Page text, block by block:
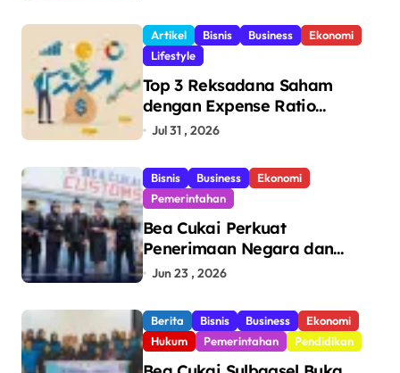
Makassar
Artikel Bisnis Business
Ekonomi
Lifestyle
Top 3 Reksadana Saham
dengan Expense Ratio
Terendah
Jul 31 , 2026
Bisnis Business
Ekonomi
Pemerintahan
Bea Cukai Perkuat
Penerimaan Negara dan
Pengawasan, Setor Rp123,8
Jun 23 , 2026
Berita Bisnis Business
Ekonomi
Hukum
Pemerintahan Pendidikan